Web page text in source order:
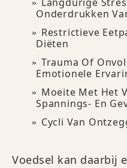
Onderdrukken
Restrictieve
Diëten
Trauma Of
Emotionele
Moeite Met Het
Spannings- En
Cycli Van
Voedsel kan daarbij